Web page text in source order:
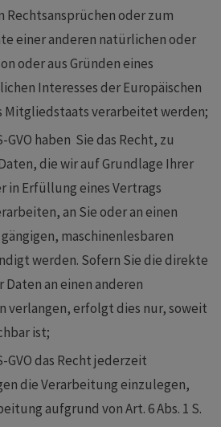
Rechtsansprüchen oder zum
einer anderen natürlichen oder
oder aus Gründen eines
Interesses der Europäischen
Mitgliedstaats verarbeitet werden;
GVO haben Sie das Recht, zu
die wir auf Grundlage Ihrer
in Erfüllung eines Vertrags
an Sie oder an einen
maschinenlesbaren
werden. Sofern Sie die direkte
an einen anderen
verlangen, erfolgt dies nur, soweit
ist;
GVO das Recht jederzeit
die Verarbeitung einzulegen,
aufgrund von Art. 6 Abs. 1 S.